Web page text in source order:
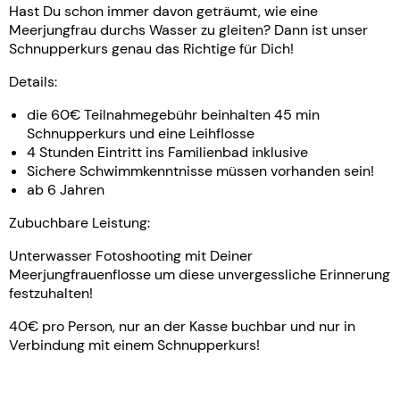
Hast Du schon immer davon geträumt, wie eine
Meerjungfrau durchs Wasser zu gleiten? Dann ist unser
Schnupperkurs genau das Richtige für Dich!
Details:
die 60€ Teilnahmegebühr beinhalten 45 min
Schnupperkurs und eine Leihflosse
4 Stunden Eintritt ins Familienbad inklusive
Sichere Schwimmkenntnisse müssen vorhanden sein!
ab 6 Jahren
Zubuchbare Leistung:
Unterwasser Fotoshooting mit Deiner
Meerjungfrauenflosse um diese unvergessliche Erinnerung
festzuhalten!
40€ pro Person, nur an der Kasse buchbar und nur in
Verbindung mit einem Schnupperkurs!